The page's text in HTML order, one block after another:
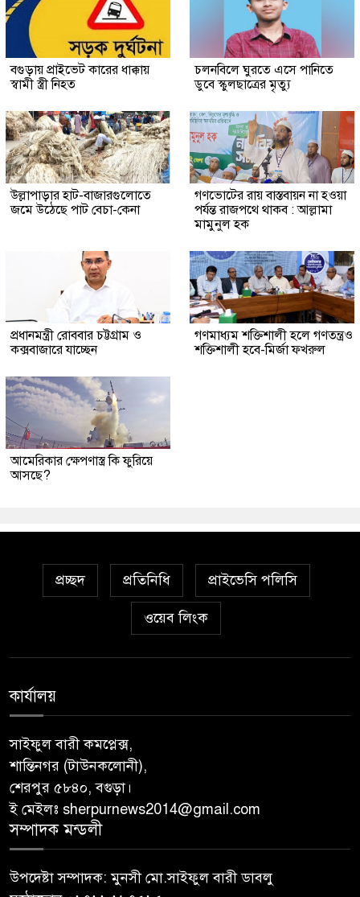
বগুড়ায় প্রাইভেট কারের ধাক্কায়
স্বামী স্ত্রী নিহত
চলনবিলে ঘুরতে এসে পানিতে
ডুবে স্কুলছাত্রের মৃত্যু
উল্লাপাড়ার হাট-বাজারগুলোতে
জমে উঠেছে পাট বেচা-কেনা
গণভোটের রায় বাস্তবায়ন না হওয়া
পর্যন্ত রাজপথে থাকব : আল্লামা
মামুনুল হক
প্রধানমন্ত্রী রোববার চট্টগ্রাম ও
কক্সবাজারে যাচ্ছেন
গণমাধ্যম শক্তিশালী হলে গণতন্ত্রও
শক্তিশালী হবে-মির্জা ফখরুল
আমেরিকার ক্ষেপণাস্ত্র কি ফুরিয়ে
আসছে?
প্রচ্ছদ প্রতিনিধি প্রাইভেসি পলিসি
ওয়েব লিংক
কার্যালয়
সাইফুল বারী কমপ্লেক্স,
শান্তিনগর (টাউনকলোনী),
শেরপুর ৫৮৪০, বগুড়া।
ই মেইলঃ sherpurnews2014@gmail.com
সম্পাদক মন্ডলী
উপদেষ্টা সম্পাদক: মুনসী মো.সাইফুল বারী ডাবলু